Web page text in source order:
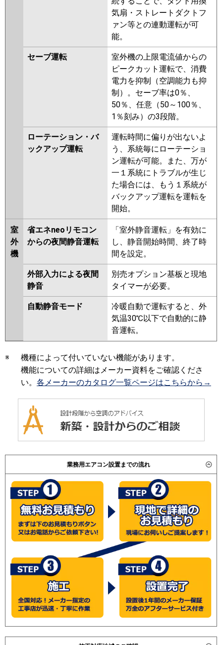
気扇・ストレートダクトフ
ァン等との連動運転が可
能。
セーブ運転
室外機の上限電流値からの
ピークカット運転で、消費
電力を抑制（空調能力も抑
制）。セーブ率は0％、
50％、任意（50～100％、
1％刻み）の3段階。
ローテーション・バ
ックアップ運転
運転時間に偏りが出ないよ
う、系統毎にローテーショ
ン運転が可能。また、万が
一１系統にトラブルが生じ
た場合には、もう１系統が
バックアップ運転を運転を
開始。
室
外
機
省エネneoリモコン
からの夜間静音運転
「室外静音運転」を有効に
し、静音開始時間、終了時
間を設定。
外部入力による夜間
静音
別売オプション基板と現地
タイマーが必要。
自動静音モード
冷暖自動で運転すると、外
気温30℃以下で自動的に静
音運転。
※
機種によって付いていない機能があります。
機能についての詳細はメーカー資料をご確認くださ
い。 各メーカーのカタログ一覧ページはこちらから→
業務用エアコン設置までの流れ